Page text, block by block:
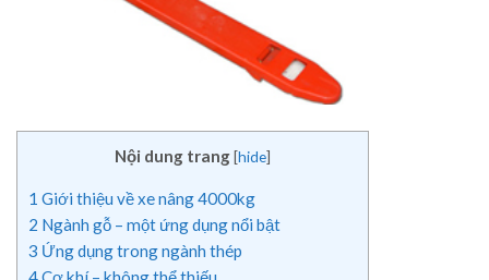
Nội dung trang[hide]
1 Giới thiệu về xe nâng 4000kg
2 Ngành gỗ – một ứng dụng nổi bật
3 Ứng dụng trong ngành thép